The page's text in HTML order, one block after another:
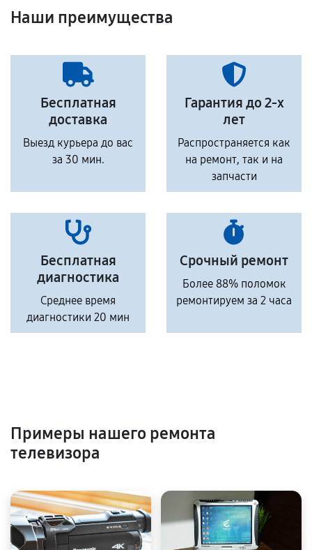
Наши преимущества
Бесплатная
доставка
Выезд курьера до вас
за 30 мин.
Гарантия до 2-х
лет
Распространяется как
на ремонт, так и на
запчасти
Бесплатная
диагностика
Среднее время
диагностики 20 мин
Срочный ремонт
Более 88% поломок
ремонтируем за 2 часа
Примеры нашего ремонта
телевизора